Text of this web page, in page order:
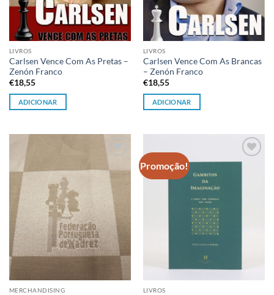
LIVROS
Carlsen Vence Com As Pretas –
Zenón Franco
€18,55
ADICIONAR
LIVROS
Carlsen Vence Com As Brancas
– Zenón Franco
€18,55
ADICIONAR
à lista de
desejos
MERCHANDISING
Promoção!
Adicionar
LIVROS